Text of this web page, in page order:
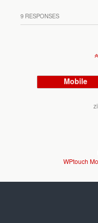
9 RESPONSES
Mobile
WPtouch